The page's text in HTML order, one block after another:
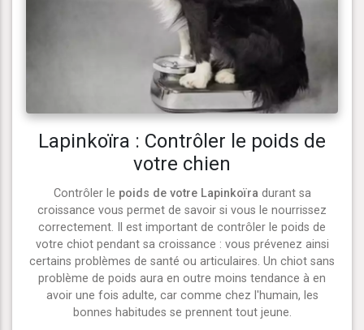
Lapinkoïra : Contrôler le poids de
votre chien
Contrôler le poids de votre Lapinkoïra durant sa
croissance vous permet de savoir si vous le nourrissez
correctement. Il est important de contrôler le poids de
votre chiot pendant sa croissance : vous prévenez ainsi
certains problèmes de santé ou articulaires. Un chiot sans
problème de poids aura en outre moins tendance à en
avoir une fois adulte, car comme chez l'humain, les
bonnes habitudes se prennent tout jeune.